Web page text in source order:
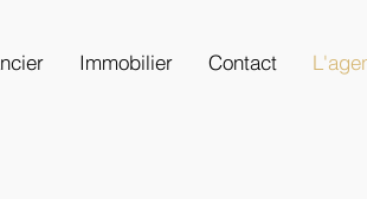
Immobilier Contact